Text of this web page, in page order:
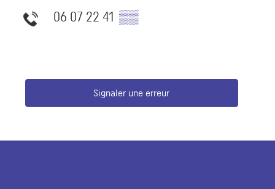
06 07 22 41 ▒▒
Signaler une erreur